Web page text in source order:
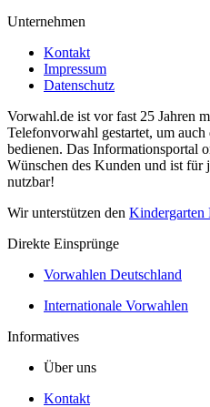
Unternehmen
Kontakt
Impressum
Datenschutz
Vorwahl.de ist vor fast 25 Jahren
Telefonvorwahl gestartet, um
bedienen. Das Informationsportal
Wünschen des Kunden und ist für
nutzbar!
Wir unterstützen den Kindergarten
Direkte Einsprünge
Vorwahlen Deutschland
Internationale Vorwahlen
Informatives
Über uns
Kontakt